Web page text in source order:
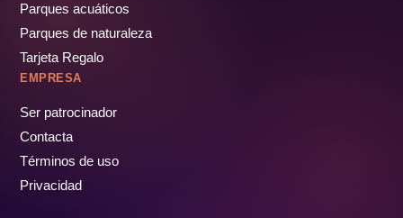
Parques acuáticos
Parques de naturaleza
Tarjeta Regalo
EMPRESA
Ser patrocinador
Contacta
Términos de uso
Privacidad